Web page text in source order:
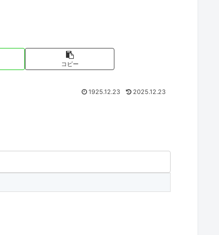
コピー
1925.12.23 2025.12.23